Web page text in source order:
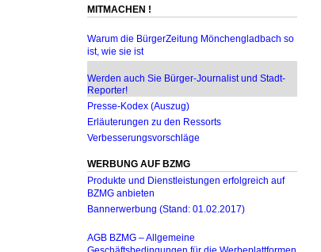
MITMACHEN !
Warum die BürgerZeitung Mönchengladbach so
ist, wie sie ist
Werden auch Sie Bürger-Journalist und Stadt-
Reporter!
Presse-Kodex (Auszug)
Erläuterungen zu den Ressorts
Verbesserungsvorschläge
WERBUNG AUF BZMG
Produkte und Dienstleistungen erfolgreich auf
BZMG anbieten
Bannerwerbung (Stand: 01.02.2017)
AGB BZMG – Allgemeine